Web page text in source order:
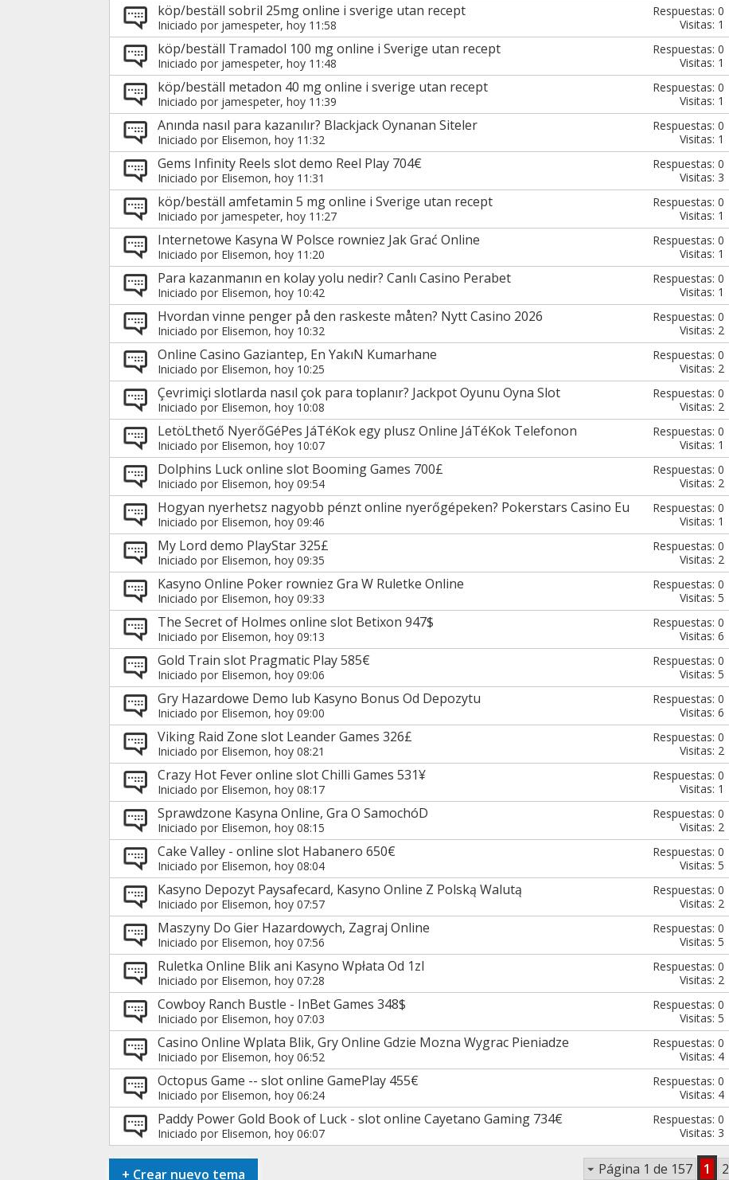
köp/beställ sobril 25mg online i sverige utan recept
Iniciado por jamespeter, hoy 11:58
Respuestas: 0
Visitas: 1
köp/beställ Tramadol 100 mg online i Sverige utan recept
Iniciado por jamespeter, hoy 11:48
Respuestas: 0
Visitas: 1
köp/beställ metadon 40 mg online i sverige utan recept
Iniciado por jamespeter, hoy 11:39
Respuestas: 0
Visitas: 1
Anında nasıl para kazanılır? Blackjack Oynanan Siteler
Iniciado por Elisemon, hoy 11:32
Respuestas: 0
Visitas: 1
Gems Infinity Reels slot demo Reel Play 704€
Iniciado por Elisemon, hoy 11:31
Respuestas: 0
Visitas: 3
köp/beställ amfetamin 5 mg online i Sverige utan recept
Iniciado por jamespeter, hoy 11:27
Respuestas: 0
Visitas: 1
Internetowe Kasyna W Polsce rowniez Jak Grać Online
Iniciado por Elisemon, hoy 11:20
Respuestas: 0
Visitas: 1
Para kazanmanın en kolay yolu nedir? Canlı Casino Perabet
Iniciado por Elisemon, hoy 10:42
Respuestas: 0
Visitas: 1
Hvordan vinne penger på den raskeste måten? Nytt Casino 2026
Iniciado por Elisemon, hoy 10:32
Respuestas: 0
Visitas: 2
Online Casino Gaziantep, En YakıN Kumarhane
Iniciado por Elisemon, hoy 10:25
Respuestas: 0
Visitas: 2
Çevrimiçi slotlarda nasıl çok para toplanır? Jackpot Oyunu Oyna Slot
Iniciado por Elisemon, hoy 10:08
Respuestas: 0
Visitas: 2
LetöLthető NyerőGéPes JáTéKok egy plusz Online JáTéKok Telefonon
Iniciado por Elisemon, hoy 10:07
Respuestas: 0
Visitas: 1
Dolphins Luck online slot Booming Games 700£
Iniciado por Elisemon, hoy 09:54
Respuestas: 0
Visitas: 2
Hogyan nyerhetsz nagyobb pénzt online nyerőgépeken? Pokerstars Casino Eu
Iniciado por Elisemon, hoy 09:46
Respuestas: 0
Visitas: 1
My Lord demo PlayStar 325£
Iniciado por Elisemon, hoy 09:35
Respuestas: 0
Visitas: 2
Kasyno Online Poker rowniez Gra W Ruletke Online
Iniciado por Elisemon, hoy 09:33
Respuestas: 0
Visitas: 5
The Secret of Holmes online slot Betixon 947$
Iniciado por Elisemon, hoy 09:13
Respuestas: 0
Visitas: 6
Gold Train slot Pragmatic Play 585€
Iniciado por Elisemon, hoy 09:06
Respuestas: 0
Visitas: 5
Gry Hazardowe Demo lub Kasyno Bonus Od Depozytu
Iniciado por Elisemon, hoy 09:00
Respuestas: 0
Visitas: 6
Viking Raid Zone slot Leander Games 326£
Iniciado por Elisemon, hoy 08:21
Respuestas: 0
Visitas: 2
Crazy Hot Fever online slot Chilli Games 531¥
Iniciado por Elisemon, hoy 08:17
Respuestas: 0
Visitas: 1
Sprawdzone Kasyna Online, Gra O SamochóD
Iniciado por Elisemon, hoy 08:15
Respuestas: 0
Visitas: 2
Cake Valley - online slot Habanero 650€
Iniciado por Elisemon, hoy 08:04
Respuestas: 0
Visitas: 5
Kasyno Depozyt Paysafecard, Kasyno Online Z Polską Walutą
Iniciado por Elisemon, hoy 07:57
Respuestas: 0
Visitas: 2
Maszyny Do Gier Hazardowych, Zagraj Online
Iniciado por Elisemon, hoy 07:56
Respuestas: 0
Visitas: 5
Ruletka Online Blik ani Kasyno Wpłata Od 1zl
Iniciado por Elisemon, hoy 07:28
Respuestas: 0
Visitas: 2
Cowboy Ranch Bustle - InBet Games 348$
Iniciado por Elisemon, hoy 07:03
Respuestas: 0
Visitas: 5
Casino Online Wplata Blik, Gry Online Gdzie Mozna Wygrac Pieniadze
Iniciado por Elisemon, hoy 06:52
Respuestas: 0
Visitas: 4
Octopus Game -- slot online GamePlay 455€
Iniciado por Elisemon, hoy 06:24
Respuestas: 0
Visitas: 4
Paddy Power Gold Book of Luck - slot online Cayetano Gaming 734€
Iniciado por Elisemon, hoy 06:07
Respuestas: 0
Visitas: 3
+ Crear nuevo tema Página 1 de 157 1 2